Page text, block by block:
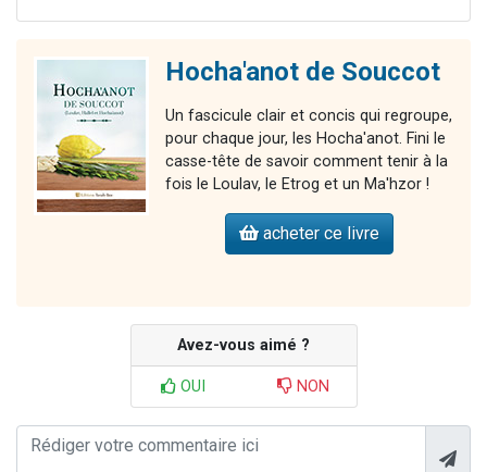
Hocha'anot de Souccot
Un fascicule clair et concis qui regroupe,
pour chaque jour, les Hocha'anot. Fini le
casse-tête de savoir comment tenir à la
fois le Loulav, le Etrog et un Ma'hzor !
acheter ce livre
Avez-vous aimé ?
OUI NON